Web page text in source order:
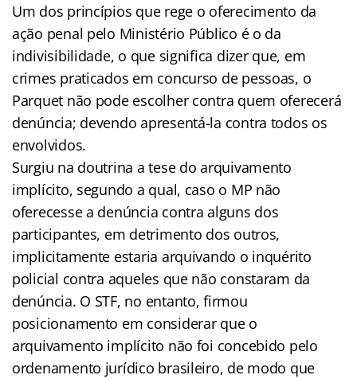
Um dos princípios que rege o oferecimento da
ação penal pelo Ministério Público é o da
indivisibilidade, o que significa dizer que, em
crimes praticados em concurso de pessoas, o
Parquet não pode escolher contra quem oferecerá
denúncia; devendo apresentá-la contra todos os
envolvidos.
Surgiu na doutrina a tese do arquivamento
implícito, segundo a qual, caso o MP não
oferecesse a denúncia contra alguns dos
participantes, em detrimento dos outros,
implicitamente estaria arquivando o inquérito
policial contra aqueles que não constaram da
denúncia. O STF, no entanto, firmou
posicionamento em considerar que o
arquivamento implícito não foi concebido pelo
ordenamento jurídico brasileiro, de modo que